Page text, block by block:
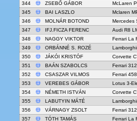
344
ZSEBŐ GÁBOR
McLaren
345
BAI LASZLO
Mclaren
346
MOLNÁR BOTOND
Mercedes
347
IFJ.FICZA FERENC
Audi R8
348
NAGGY VIKTOR
Ferrari La
349
ORBÁNNÉ S. ROZÉ
350
JÁKÓI KRISTÓF
Corvette
351
BAÁN SZABOLCS
Ferrari
352
CSASZAR VILMOS
Ferrari
353
VEREBES GÁBOR
Lotus 3-
354
NÉMETH ISTVÁN
Corvette
355
LABUTYIN MÁTÉ
356
VÁRNAGY ZSOLT
Ferrari
357
TÓTH TAMÁS
Ferrari La